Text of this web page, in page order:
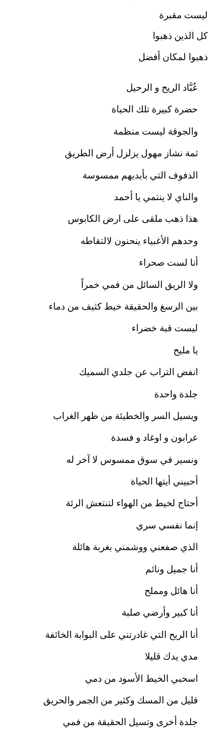
ليست مقبرة
كل الذين ذهبوا
ذهبوا لمكان أفضل
عُبَّاد الريح و الرحيل
حضرة كبيرة تلك الحياة
والجوقة ليست منظمة
ثمة نشاز مهول يزلزل أرض الطريق
الدفوف التي بأيديهم ممسوسة
والناي لا ينتمي يا أحمد
هذا ذهب ملقى على ارض الكابوس
وحدهم الأغبياء ينحنون لالتقاطه
أنا لست صحراء
ولا الريق السائل من فمي خمراً
بين الرسغ والحقيقة خيط كثيف من دماء
ليست قبة خضراء
يا مليح
انفض التراب عن جلدي السميك
جلدة واحدة
ويسيل السر والخطيئة من ظهر الغراب
عرابون و اوغاد و فسدة
ونسير في سوق ممسوس لا آخر له
أحبيني أيتها الحياة
أحتاج لخيط من الهواء لتنتعش الرئة
إنما نفسي سري
الذي صفعني ووشمني بغربة هائلة
أنا جميل ونائم
أنا هائل ومملح
أنا كبير وأرضي صلبة
أنا الريح التي غادرتني على البوابة الخائفة
مدي يدك قليلا
اسحبي الخيط الأسود من دمي
قليل من المسك وكثير من الجمر والحريق
جلدة أخرى وتسيل الحقيقة من فمي